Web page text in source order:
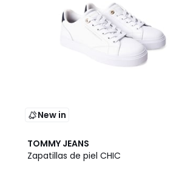
New in
TOMMY JEANS
Zapatillas de piel CHIC